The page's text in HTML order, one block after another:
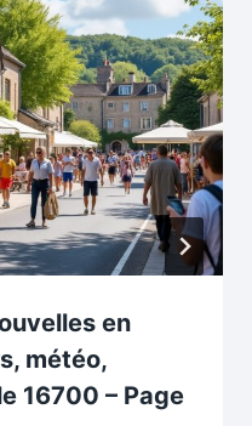
en
météo,
16700 – Page